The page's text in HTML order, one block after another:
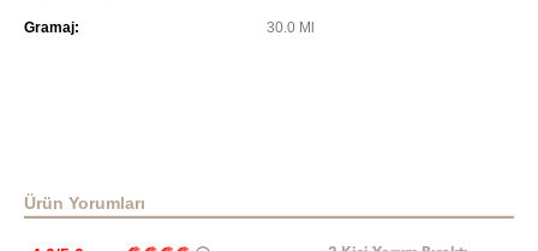
Gramaj: 30.0 Ml
Ürün Yorumları